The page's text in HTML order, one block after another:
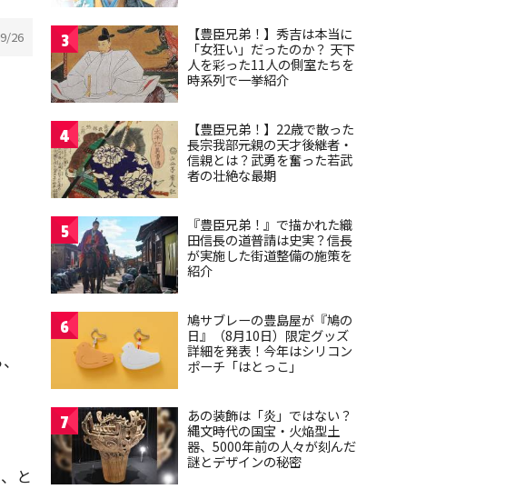
26
と
3
【豊臣兄弟！】秀吉は本当に
「女狂い」だったのか？ 天下
人を彩った11人の側室たちを
時系列で一挙紹介
4
【豊臣兄弟！】22歳で散った
長宗我部元親の天才後継者・
信親とは？武勇を奮った若武
者の壮絶な最期
5
『豊臣兄弟！』で描かれた織
田信長の道普請は史実？信長
が実施した街道整備の施策を
紹介
6
鳩サブレーの豊島屋が『鳩の
日』（8月10日）限定グッズ
詳細を発表！今年はシリコン
ポーチ「はとっこ」
7
あの装飾は「炎」ではない？
縄文時代の国宝・火焔型土
器、5000年前の人々が刻んだ
謎とデザインの秘密